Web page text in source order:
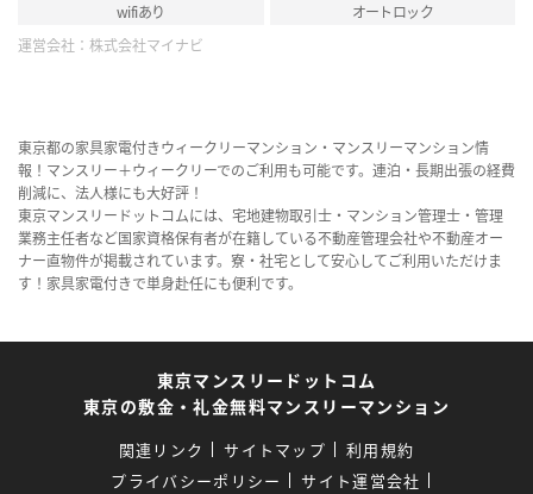
wifiあり
オートロック
運営会社： 株式会社マイナビ
東京都の家具家電付きウィークリーマンション・マンスリーマンション情
報！マンスリー＋ウィークリーでのご利用も可能です。連泊・長期出張の経費
削減に、法人様にも大好評！
東京マンスリードットコムには、宅地建物取引士・マンション管理士・管理
業務主任者など国家資格保有者が在籍している不動産管理会社や不動産オー
ナー直物件が掲載されています。寮・社宅として安心してご利用いただけま
す！家具家電付きで単身赴任にも便利です。
東京マンスリードットコム
東京の敷金・礼金無料マンスリーマンション
関連リンク サイトマップ
利用規約
プライバシーポリシー
サイト運営会社